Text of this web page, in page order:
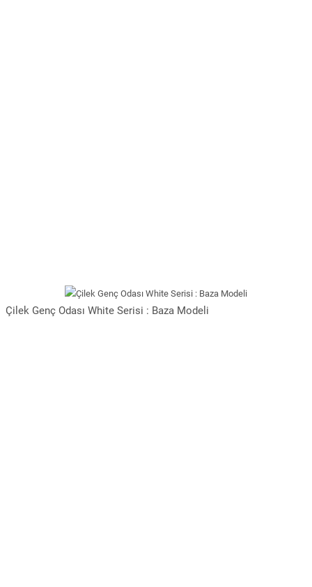
Çilek Genç Odası White Serisi : Baza Modeli